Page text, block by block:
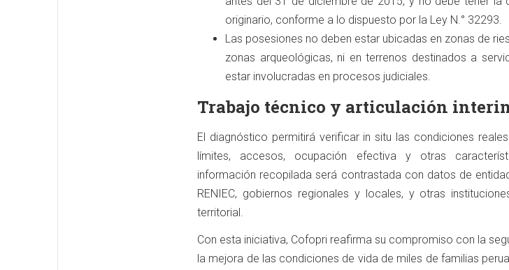
originario, conforme a lo dispuesto por la Ley N.° 32293.
Las posesiones no deben estar ubicadas en zonas de
zonas arqueológicas, ni en terrenos destinados a
estar involucradas en procesos judiciales.
Trabajo técnico y articulación
El diagnóstico permitirá verificar in situ las condiciones
límites, accesos, ocupación efectiva y otras
información recopilada será contrastada con datos de
RENIEC, gobiernos regionales y locales, y otras
territorial.
Con esta iniciativa, Cofopri reafirma su compromiso con la
la mejora de las condiciones de vida de miles de familias